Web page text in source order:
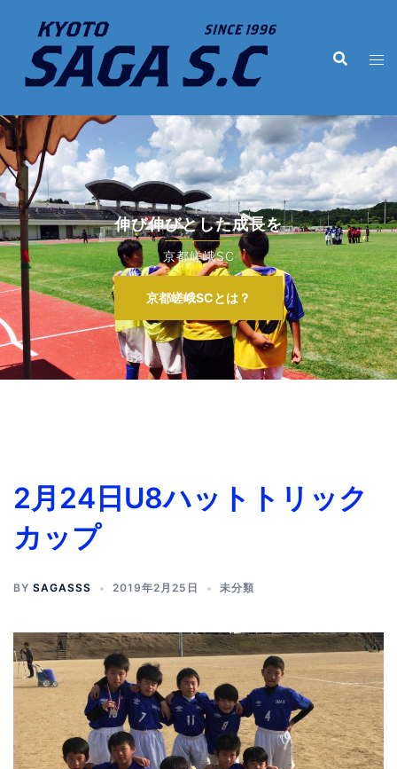
へ
ス
キ
ッ
プ
伸び伸びとした成長を
京都嵯峨SC
京都嵯峨SCとは？
京都嵯峨SCとは？
2月24日U8ハットトリック
カップ
BY SAGASSS 2019年2月25日 未分類